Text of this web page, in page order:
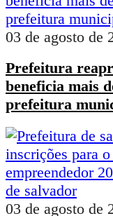
03 de agosto de
Prefeitura
beneficia mais
prefeitura
03 de agosto de